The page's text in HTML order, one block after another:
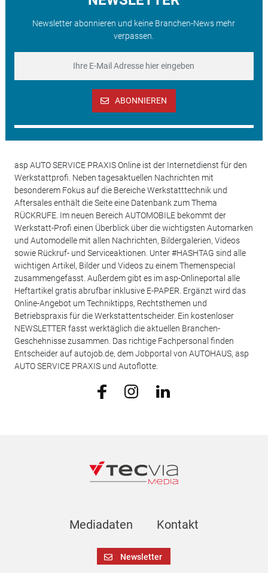
Newsletter abonnieren und keine Branchen-News mehr
verpassen.
ABONNIEREN
asp AUTO SERVICE PRAXIS Online ist der Internetdienst für den
Werkstattprofi. Neben tagesaktuellen Nachrichten mit
besonderem Fokus auf die Bereiche Werkstatttechnik und
Aftersales enthält die Seite eine Datenbank zum Thema
RÜCKRUFE. Im neuen Bereich AUTOMOBILE bekommt der
Werkstatt-Profi einen Überblick über die wichtigsten Automarken
und Automodelle mit allen Nachrichten, Bildergalerien, Videos
sowie Rückruf- und Serviceaktionen. Unter #HASHTAG sind alle
wichtigen Artikel, Bilder und Videos zu einem Themenspecial
zusammengefasst. Außerdem gibt es im asp-Onlineportal alle
Heftartikel gratis abrufbar inklusive E-PAPER. Ergänzt wird das
Online-Angebot um Techniktipps, Rechtsthemen und
Betriebspraxis für die Werkstattentscheider. Ein kostenloser
NEWSLETTER fasst werktäglich die aktuellen Branchen-
Geschehnisse zusammen. Das richtige Fachpersonal finden
Entscheider auf autojob.de, dem Jobportal von AUTOHAUS, asp
AUTO SERVICE PRAXIS und Autoflotte.
Mediadaten Kontakt
Newsletter